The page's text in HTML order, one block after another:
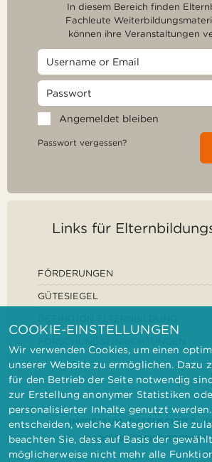
In diesem Bereich finden
Fachleute
können ihre Veranstaltungen
Angemeldet bleiben
Passwort vergessen?
Links für
FÖRDERUNGEN
GÜTESIEGEL
IMPRESSUM DATENSCHUTZ
COOKIE-EINSTELLUNGEN
Wir verwenden Cookies, um einen
unserer Website zu ermöglichen. Dazu
für den Betrieb der Seite notwendig
zur Erstellung anonymer Statistiken
personalisierter Inhalte genutzt werden.
entscheiden, welche Kategorien Sie
beachten Sie, dass auf Basis der
möglicherweise nicht mehr alle